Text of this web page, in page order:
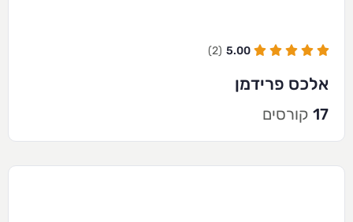
5.00
(2)
אלכס פרידמן
17 קורסים